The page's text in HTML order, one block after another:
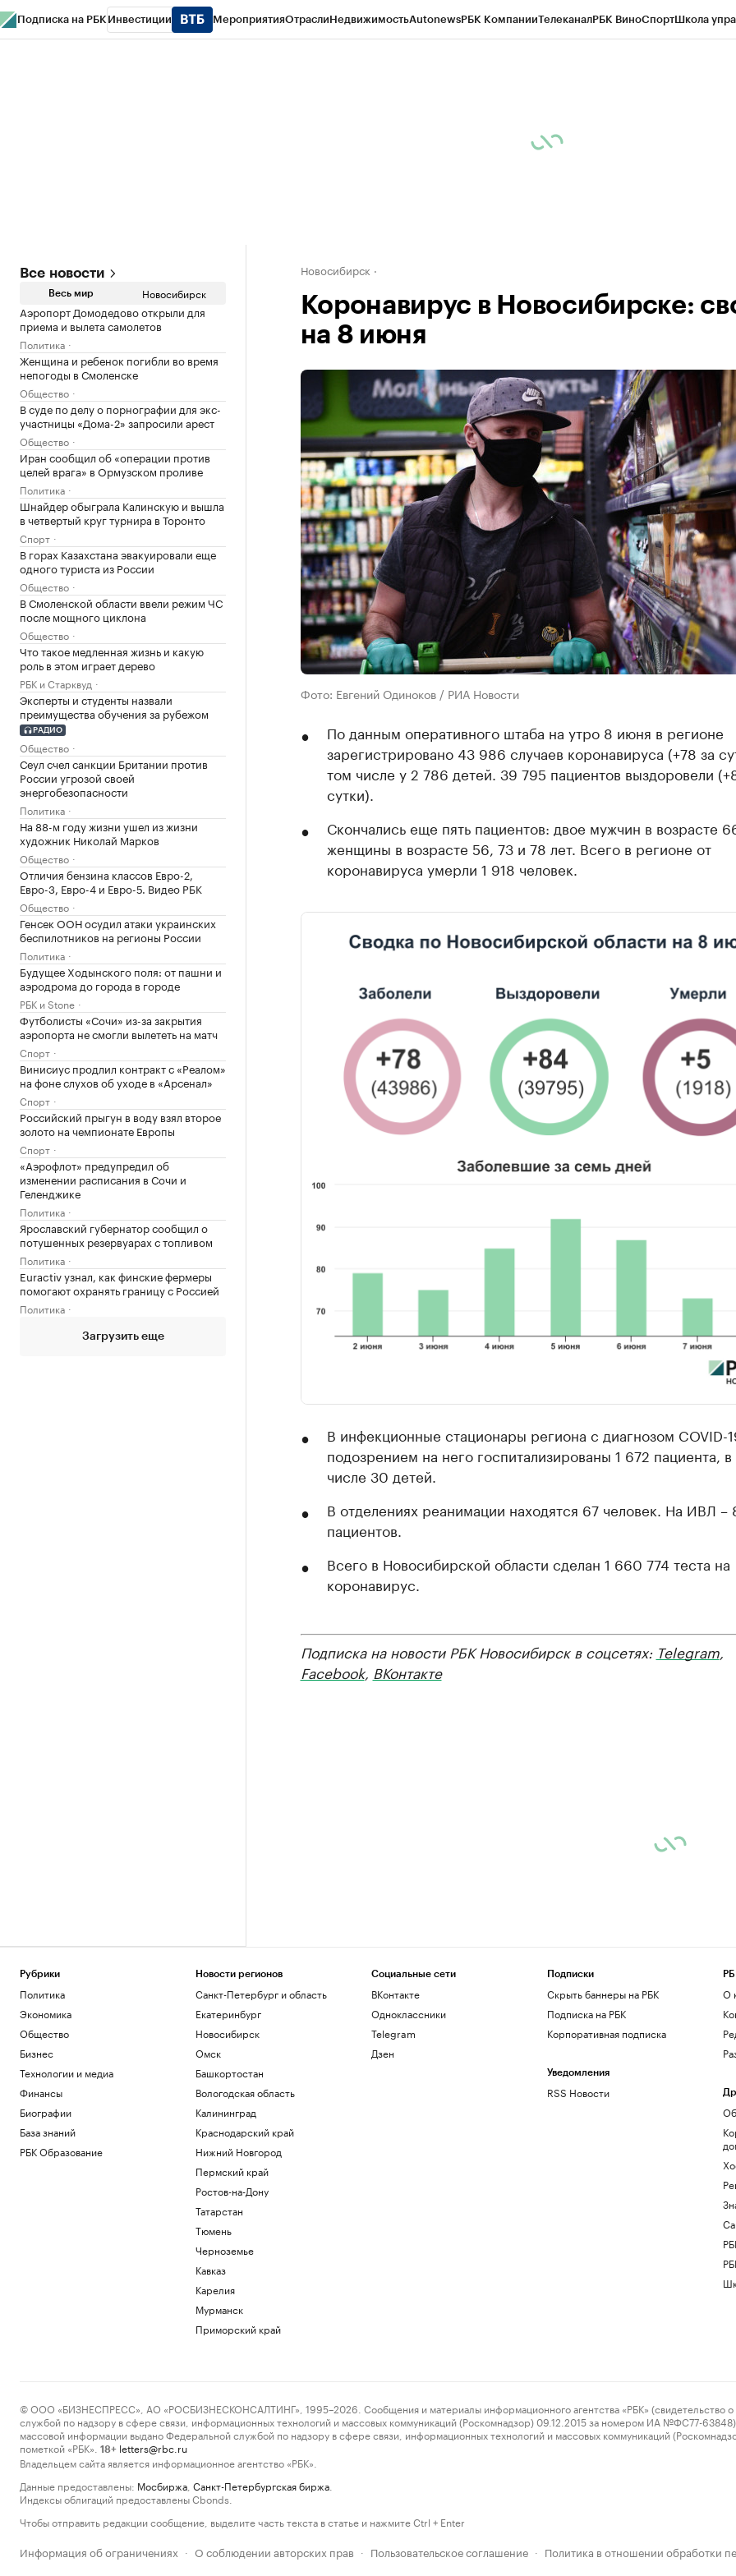
Подписка на РБК Инвестиции МероприятияОтраслиНедвижимостьAutonewsРБК КомпанииТелеканалРБК ВиноСпортШкола
Все новости
Весь мир Новосибирск
Аэропорт Домодедово открыли для
приема и вылета самолетов
Политика
Женщина и ребенок погибли во время
непогоды в Смоленске
Общество
В суде по делу о порнографии для экс-
участницы «Дома-2» запросили арест
Общество
Иран сообщил об «операции против
целей врага» в Ормузском проливе
Политика
Шнайдер обыграла Калинскую и вышла
в четвертый круг турнира в Торонто
Спорт
В горах Казахстана эвакуировали еще
одного туриста из России
Общество
В Смоленской области ввели режим ЧС
после мощного циклона
Общество
Что такое медленная жизнь и какую
роль в этом играет дерево
РБК и Старквуд
Эксперты и студенты назвали
преимущества обучения за рубежом
РАДИО
Общество
Сеул счел санкции Британии против
России угрозой своей
энергобезопасности
Политика
На 88-м году жизни ушел из жизни
художник Николай Марков
Общество
Отличия бензина классов Евро-2,
Евро-3, Евро-4 и Евро-5. Видео РБК
Общество
Генсек ООН осудил атаки украинских
беспилотников на регионы России
Политика
Будущее Ходынского поля: от пашни и
аэродрома до города в городе
РБК и Stone
Футболисты «Сочи» из-за закрытия
аэропорта не смогли вылететь на матч
Спорт
Винисиус продлил контракт с «Реалом»
на фоне слухов об уходе в «Арсенал»
Спорт
Российский прыгун в воду взял второе
золото на чемпионате Европы
Спорт
«Аэрофлот» предупредил об
изменении расписания в Сочи и
Геленджике
Политика
Ярославский губернатор сообщил о
потушенных резервуарах с топливом
Политика
Euractiv узнал, как финские фермеры
помогают охранять границу с Россией
Политика
Загрузить еще
Новосибирск
Коронавирус в Новосибирске:
на 8 июня
Фото: Евгений Одиноков / РИА Новости
По данным оперативного штаба на утро 8 июня в регионе
зарегистрировано 43 986 случаев коронавируса (+78 за
том числе у 2 786 детей. 39 795 пациентов выздоровели
сутки).
Скончались еще пять пациентов: двое мужчин в возрасте
женщины в возрасте 56, 73 и 78 лет. Всего в регионе от
коронавируса умерли 1 918 человек.
В инфекционные стационары региона с диагнозом COVID-
подозрением на него госпитализированы 1 672 пациента,
числе 30 детей.
В отделениях реанимации находятся 67 человек. На ИВЛ –
пациентов.
Всего в Новосибирской области сделан 1 660 774 теста на
коронавирус.
Подписка на новости РБК Новосибирск в соцсетях: Telegram,
Facebook, ВКонтакте
Рубрики
Политика
Экономика
Общество
Бизнес
Технологии и медиа
Финансы
Биографии
База знаний
РБК Образование
Новости регионов
Санкт-Петербург и область
Екатеринбург
Новосибирск
Омск
Башкортостан
Вологодская область
Калининград
Краснодарский край
Нижний Новгород
Пермский край
Ростов-на-Дону
Татарстан
Тюмень
Черноземье
Кавказ
Карелия
Мурманск
Приморский край
Социальные сети
ВКонтакте
Одноклассники
Telegram
Дзен
Подписки
Скрыть баннеры на РБК
Подписка на РБК
Корпоративная подписка
Уведомления
RSS Новости
О
© ООО «БИЗНЕСПРЕСС», АО «РОСБИЗНЕСКОНСАЛТИНГ», 1995–2026. Сообщения и материалы информационного агентства «РБК» (свидетельство о
службой по надзору в сфере связи, информационных технологий и массовых коммуникаций (Роскомнадзор) 09.12.2015 за номером ИА №ФС77-63848)
массовой информации выдано Федеральной службой по надзору в сфере связи, информационных технологий и массовых коммуникаций
пометкой «РБК».
18+ letters@rbc.ru
Владельцем сайта является информационное агентство «РБК».
Данные предоставлены: Мосбиржа Санкт-Петербургская биржа
Индексы облигаций предоставлены Cbonds.
Чтобы отправить редакции сообщение, выделите часть текста в статье и нажмите Ctrl + Enter
Информация об ограничениях · О соблюдении авторских прав · Пользовательское соглашение · Политика в отношении обработки